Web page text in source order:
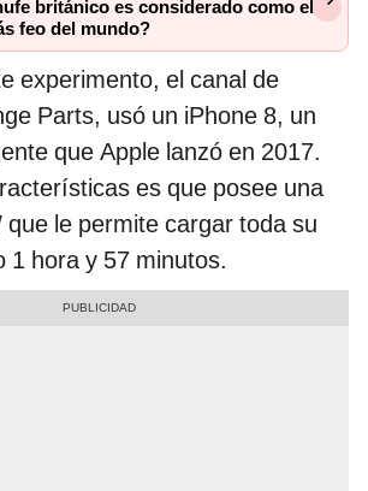
británico es considerado como el
feo del mundo?
experimento, el canal de
Parts, usó un iPhone 8, un
que Apple lanzó en 2017.
es que posee una
que le permite cargar toda su
1 hora y 57 minutos.